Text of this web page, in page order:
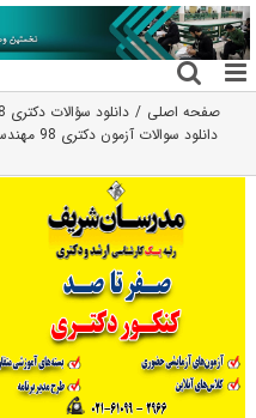
رفتن
به
محتوا
صفحه اصلی دانلود سؤالات دکتری 98
دانلود